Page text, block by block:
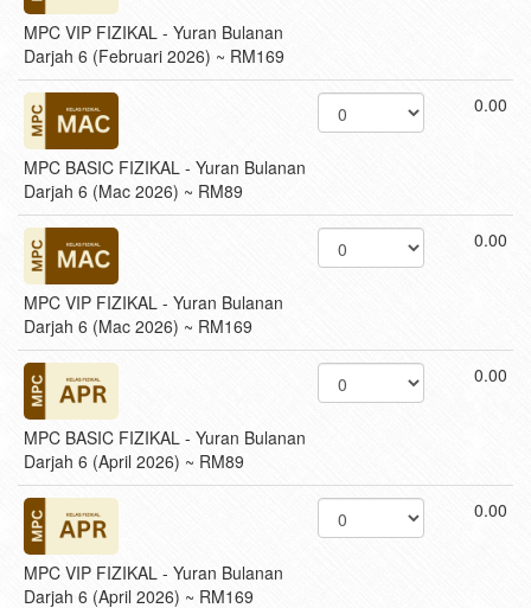
MPC VIP FIZIKAL - Yuran Bulanan
Darjah 6 (Februari 2026) ~ RM169
MPC BASIC FIZIKAL - Yuran Bulanan
Darjah 6 (Mac 2026) ~ RM89
0.00
MPC VIP FIZIKAL - Yuran Bulanan
Darjah 6 (Mac 2026) ~ RM169
0.00
MPC BASIC FIZIKAL - Yuran Bulanan
Darjah 6 (April 2026) ~ RM89
0.00
MPC VIP FIZIKAL - Yuran Bulanan
Darjah 6 (April 2026) ~ RM169
0.00